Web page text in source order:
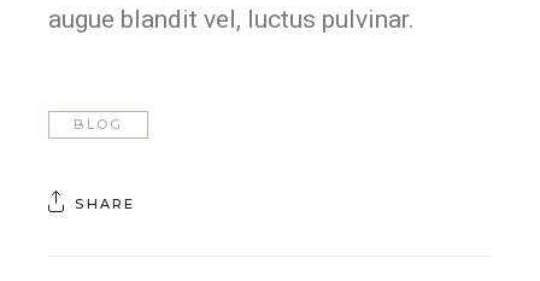
augue blandit vel, luctus pulvinar.
BLOG
SHARE